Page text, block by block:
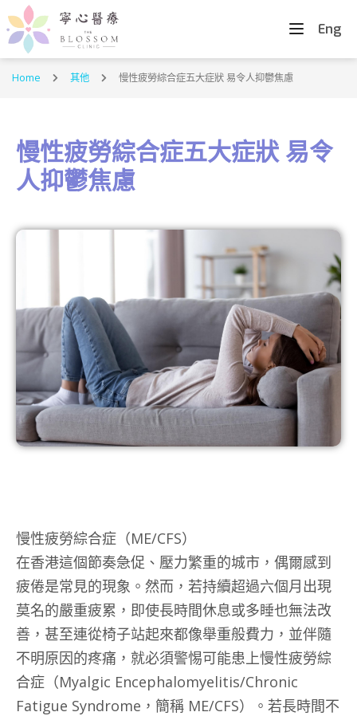
Eng
Home 其他 慢性疲勞綜合症五大症狀 易令人抑鬱焦慮
慢性疲勞綜合症五大症狀 易令
人抑鬱焦慮
慢性疲勞綜合症（ME/CFS）
在香港這個節奏急促、壓力繁重的城市，偶爾感到
疲倦是常見的現象。然而，若持續超過六個月出現
莫名的嚴重疲累，即使長時間休息或多睡也無法改
善，甚至連從椅子站起來都像舉重般費力，並伴隨
不明原因的疼痛，就必須警惕可能患上慢性疲勞綜
合症（Myalgic Encephalomyelitis/Chronic
Fatigue Syndrome，簡稱 ME/CFS）。若長時間不